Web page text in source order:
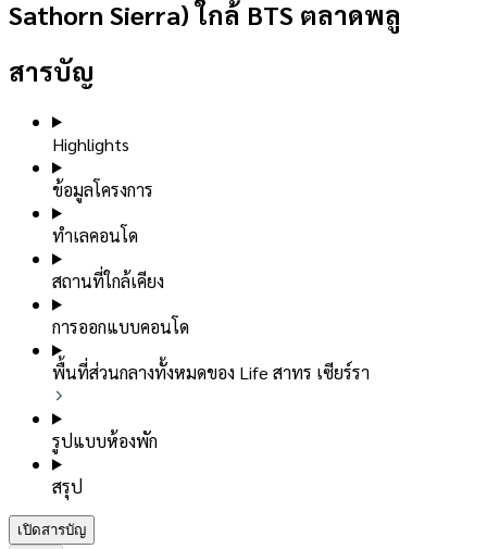
Sathorn Sierra) ใกล้ BTS ตลาดพลู
สารบัญ
Highlights
ข้อมูลโครงการ
ทำเลคอนโด
สถานที่ใกล้เคียง
การออกแบบคอนโด
พื้นที่ส่วนกลางทั้งหมดของ Life สาทร เซียร์รา
รูปแบบห้องพัก
สรุป
เปิดสารบัญ